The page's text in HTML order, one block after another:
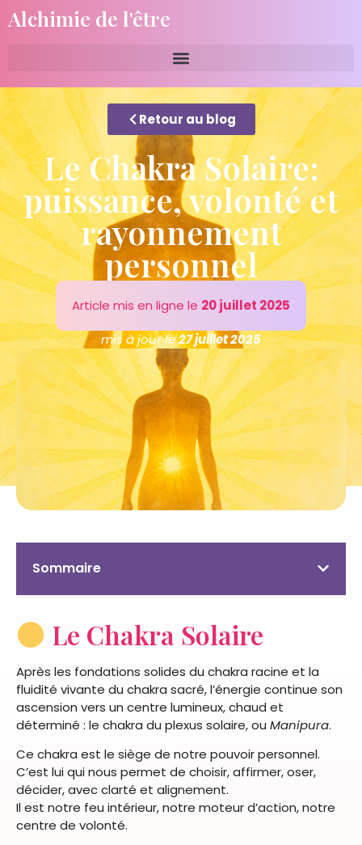
Alchimie de l'être
Retour au blog
Le Chakra Solaire:
puissance, volonté et
rayonnement
personnel
Article mis en ligne le 20 juillet 2025
mis à jour le27 juillet 2025
Sommaire
Le Chakra Solaire
Après les fondations solides du chakra racine et la
fluidité vivante du chakra sacré, l’énergie continue son
ascension vers un centre lumineux, chaud et
déterminé : le chakra du plexus solaire, ou Manipura.
Ce chakra est le siège de notre pouvoir personnel.
C’est lui qui nous permet de choisir, affirmer, oser,
décider, avec clarté et alignement.
Il est notre feu intérieur, notre moteur d’action, notre
centre de volonté.